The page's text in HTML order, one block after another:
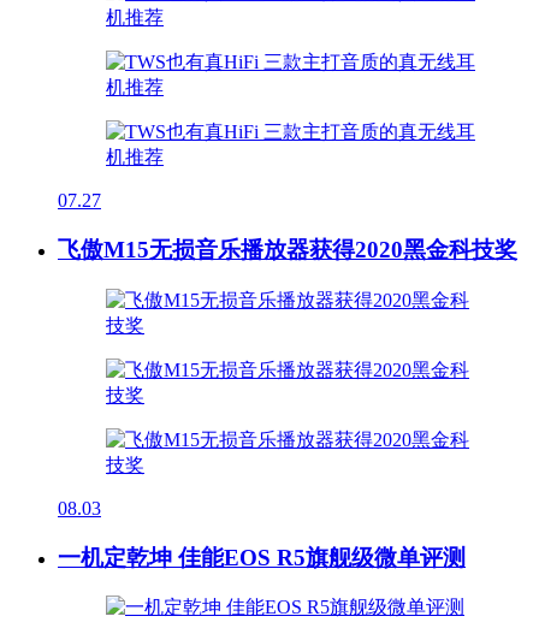
07.27
飞傲M15无损音乐播放器获得2020黑金科技奖
08.03
一机定乾坤 佳能EOS R5旗舰级微单评测